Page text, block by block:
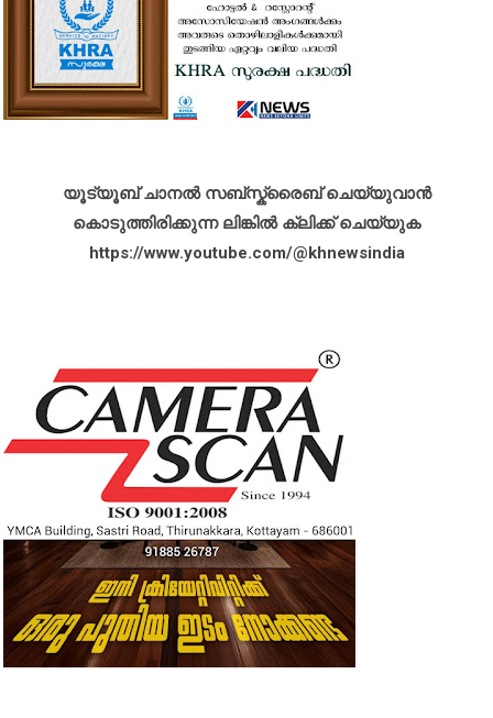
യൂട്യൂബ് ചാനൽ സബ്സ്ക്രൈബ് ചെയ്യുവാൻ
കൊടുത്തിരിക്കുന്ന ലിങ്കിൽ ക്ലിക്ക് ചെയ്യുക
https://www.youtube.com/@khnewsindia